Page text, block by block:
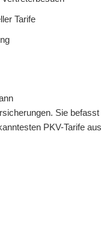
Tarife
Sie
PKV-Tarife